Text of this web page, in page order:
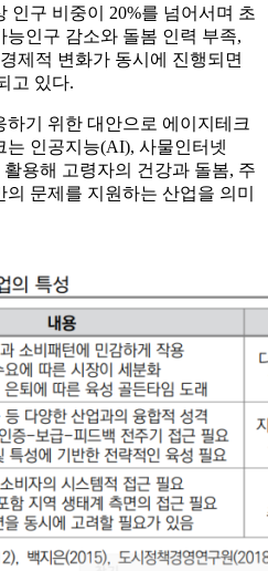
인구 비중이 20%를 넘어서며 초
인구 감소와 돌봄 인력 부족,
제적 변화가 동시에 진행되면
고 있다.
기 위한 대안으로 에이지테크
인공지능(AI), 사물인터넷
용해 고령자의 건강과 돌봄, 주
문제를 지원하는 산업을 의미